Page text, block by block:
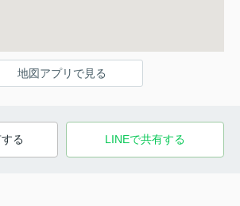
地図アプリで見る
る LINEで共有する